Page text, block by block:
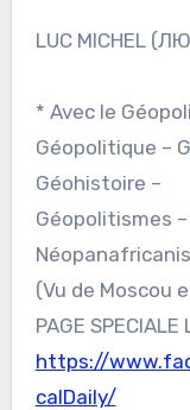
LUC MICHEL
* Avec le
Géopolitique –
Géohistoire –
Géopolitismes
(Vu de Moscou
PAGE
https://
calDaily/